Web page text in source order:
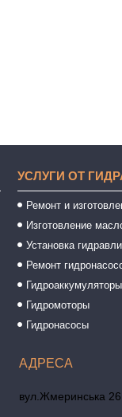
УСЛУГИ ОТ
Ремонт и
Изготовление
Установка
Ремонт
Гидроаккумуляторы
Гидромоторы
Гидронасосы
вул.Жмеринська